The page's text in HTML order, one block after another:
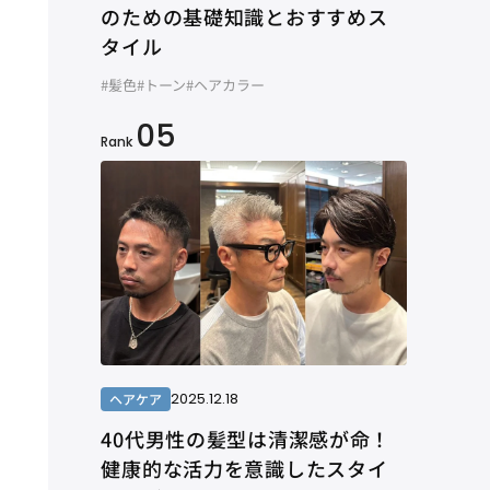
のための基礎知識とおすすめス
タイル
#髪色#トーン#ヘアカラー
Rank 05
ヘアケア 2025.12.18
40代男性の髪型は清潔感が命！
健康的な活力を意識したスタイ